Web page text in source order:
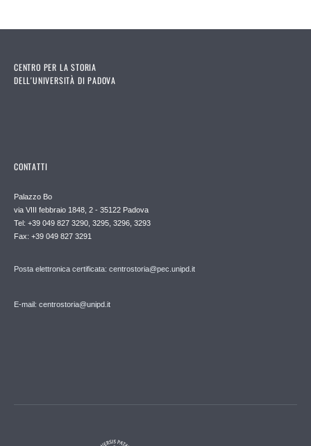
CENTRO PER LA STORIA
DELL'UNIVERSITÀ DI PADOVA
CONTATTI
Palazzo Bo
via VIII febbraio 1848, 2 - 35122 Padova
Tel: +39 049 827 3290, 3295, 3296, 3293
Fax: +39 049 827 3291
Posta elettronica certificata: centrostoria@pec.unipd.it
E-mail: centrostoria@unipd.it